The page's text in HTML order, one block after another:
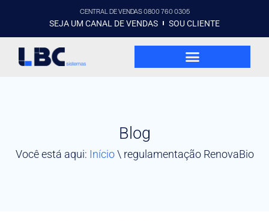
CENTRAL DE VENDAS 0800 760 0305
SEJA UM CANAL DE VENDAS SOU CLIENTE
Blog
Você está aqui: Início\ regulamentação RenovaBio